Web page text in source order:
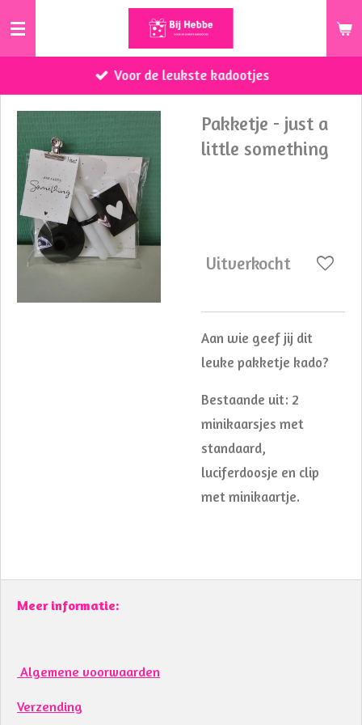
Ga
de
hoofdinhoud
Voor de leukste kadootjes
Pakketje - just a
little something
Uitverkocht
Aan wie geef jij dit
leuke pakketje kado?
Bestaande uit: 2
minikaarsjes met
standaard,
luciferdoosje en clip
met minikaartje.
Meer informatie:
Algemene voorwaarden
Verzending